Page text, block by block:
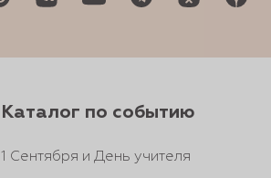
Каталог по событию
1 Сентября и День учителя